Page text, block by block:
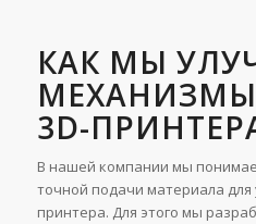
КАК МЫ
3D-
В нашей компании мы
точной подачи материала
принтера. Для этого мы